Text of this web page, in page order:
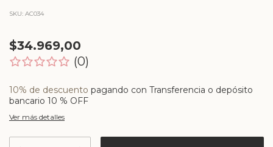
SKU: AC034
$34.969,00
(0)
10% de descuento pagando con Transferencia o depósito
bancario 10 % OFF
Ver más detalles